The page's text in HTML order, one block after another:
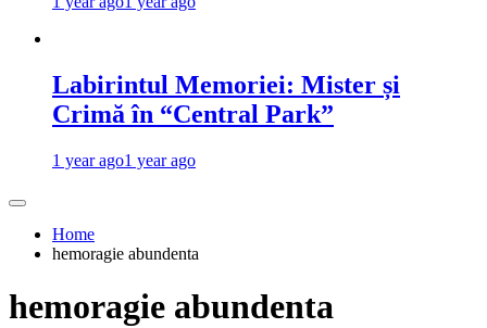
Labirintul Memoriei: Mister și
Crimă în “Central Park”
1 year ago1 year ago
Home
hemoragie abundenta
hemoragie abundenta